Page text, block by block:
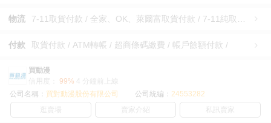
物流
付款 取貨付款 / ATM轉帳 / 超商條碼繳費 / 帳戶餘額付款 /
買動漫
信用度：
99%
公司名稱： 買對動漫股份有限公司 公司統編： 24553282
逛賣場
賣家介紹 私訊賣家